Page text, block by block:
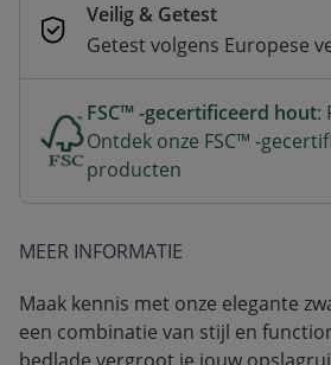
Veilig & Getest
Getest volgens Europese
FSC™ -gecertificeerd hout:
Ontdek onze FSC™ -
producten
MEER INFORMATIE
Maak kennis met onze elegante
een combinatie van stijl en